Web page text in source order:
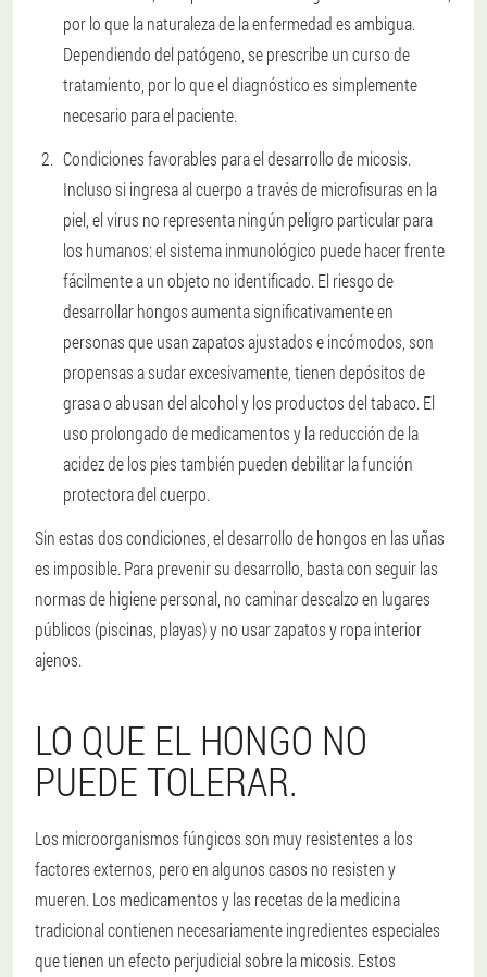
por lo que la naturaleza de la enfermedad es ambigua.
Dependiendo del patógeno, se prescribe un curso de
tratamiento, por lo que el diagnóstico es simplemente
necesario para el paciente.
Condiciones favorables para el desarrollo de micosis.
Incluso si ingresa al cuerpo a través de microfisuras en la
piel, el virus no representa ningún peligro particular para
los humanos: el sistema inmunológico puede hacer frente
fácilmente a un objeto no identificado. El riesgo de
desarrollar hongos aumenta significativamente en
personas que usan zapatos ajustados e incómodos, son
propensas a sudar excesivamente, tienen depósitos de
grasa o abusan del alcohol y los productos del tabaco. El
uso prolongado de medicamentos y la reducción de la
acidez de los pies también pueden debilitar la función
protectora del cuerpo.
Sin estas dos condiciones, el desarrollo de hongos en las uñas
es imposible. Para prevenir su desarrollo, basta con seguir las
normas de higiene personal, no caminar descalzo en lugares
públicos (piscinas, playas) y no usar zapatos y ropa interior
ajenos.
LO QUE EL HONGO NO
PUEDE TOLERAR.
Los microorganismos fúngicos son muy resistentes a los
factores externos, pero en algunos casos no resisten y
mueren. Los medicamentos y las recetas de la medicina
tradicional contienen necesariamente ingredientes especiales
que tienen un efecto perjudicial sobre la micosis. Estos